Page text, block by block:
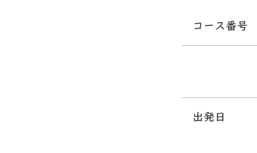
コース番号
出発日